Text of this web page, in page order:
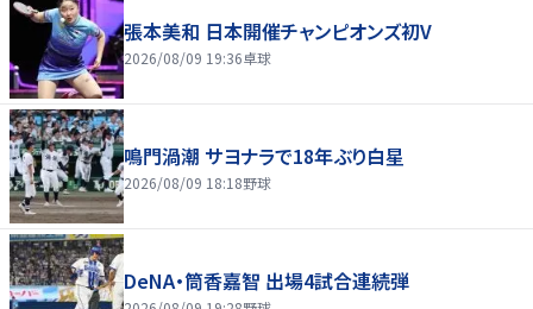
張本美和 日本開催チャンピオンズ初V
2026/08/09 19:36卓球
鳴門渦潮 サヨナラで18年ぶり白星
2026/08/09 18:18野球
DeNA・筒香嘉智 出場4試合連続弾